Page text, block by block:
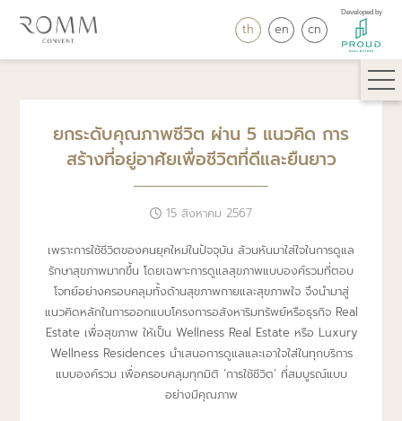
th en cn
Developed by
ยกระดับคุณภาพชีวิต ผ่าน 5 แนวคิด การ
สร้างที่อยู่อาศัยเพื่อชีวิตที่ดีและยืนยาว
15 สิงหาคม 2567
เพราะการใช้ชีวิตของคนยุคใหม่ในปัจจุบัน ล้วนหันมาใส่ใจในการดูแล
รักษาสุขภาพมากขึ้น โดยเฉพาะการดูแลสุขภาพแบบองค์รวมที่ตอบ
โจทย์อย่างครอบคลุมทั้งด้านสุขภาพกายและสุขภาพใจ จึงนำมาสู่
แนวคิดหลักในการออกแบบโครงการอสังหาริมทรัพย์หรือธุรกิจ Real
Estate เพื่อสุขภาพ ให้เป็น Wellness Real Estate หรือ Luxury
Wellness Residences นำเสนอการดูแลและเอาใจใส่ในทุกบริการ
แบบองค์รวม เพื่อครอบคลุมทุกมิติ ‘การใช้ชีวิต’ ที่สมบูรณ์แบบ
อย่างมีคุณภาพ